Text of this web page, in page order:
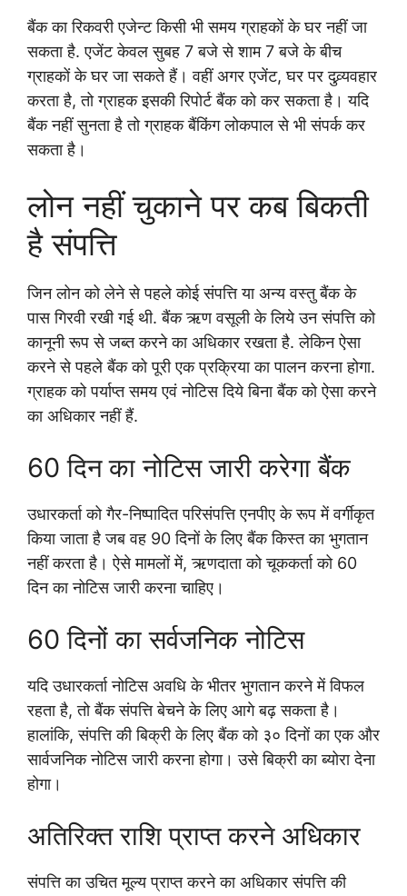
बैंक का रिकवरी एजेन्ट किसी भी समय ग्राहकों के घर नहीं जा
सकता है. एजेंट केवल सुबह 7 बजे से शाम 7 बजे के बीच
ग्राहकों के घर जा सकते हैं। वहीं अगर एजेंट, घर पर दुव्र्यवहार
करता है, तो ग्राहक इसकी रिपोर्ट बैंक को कर सकता है। यदि
बैंक नहीं सुनता है तो ग्राहक बैंकिंग लोकपाल से भी संपर्क कर
सकता है।
लोन नहीं चुकाने पर कब बिकती
है संपत्ति
जिन लोन को लेने से पहले कोई संपत्ति या अन्य वस्तु बैंक के
पास गिरवी रखी गई थी. बैंक ऋण वसूली के लिये उन संपत्ति को
कानूनी रूप से जब्त करने का अधिकार रखता है. लेकिन ऐसा
करने से पहले बैंक को पूरी एक प्रक्रिया का पालन करना होगा.
ग्राहक को पर्याप्त समय एवं नोटिस दिये बिना बैंक को ऐसा करने
का अधिकार नहीं हैं.
60 दिन का नोटिस जारी करेगा बैंक
उधारकर्ता को गैर-निष्पादित परिसंपत्ति एनपीए के रूप में वर्गीकृत
किया जाता है जब वह 90 दिनों के लिए बैंक किस्त का भुगतान
नहीं करता है। ऐसे मामलों में, ऋणदाता को चूककर्ता को 60
दिन का नोटिस जारी करना चाहिए।
60 दिनों का सर्वजनिक नोटिस
यदि उधारकर्ता नोटिस अवधि के भीतर भुगतान करने में विफल
रहता है, तो बैंक संपत्ति बेचने के लिए आगे बढ़ सकता है।
हालांकि, संपत्ति की बिक्री के लिए बैंक को ३० दिनों का एक और
सार्वजनिक नोटिस जारी करना होगा। उसे बिक्री का ब्योरा देना
होगा।
अतिरिक्त राशि प्राप्त करने अधिकार
संपत्ति का उचित मूल्य प्राप्त करने का अधिकार संपत्ति की